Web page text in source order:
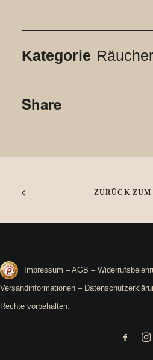
Kategorie
Share
ZURÜCK ZUM
Impressum –AGB –
Versandinformationen –
Rechte vorbehalten.